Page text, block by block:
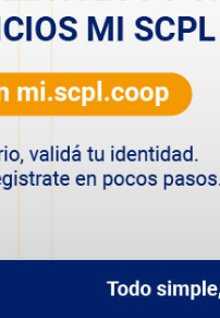
cloacas razón por la
situación”. Asimismo,
el deterioro de la
llevando a cabo, se
durante todo el
este proyecto fueron
Centro, Cerro
Humberto Beghin
Bosco), La Floresta,